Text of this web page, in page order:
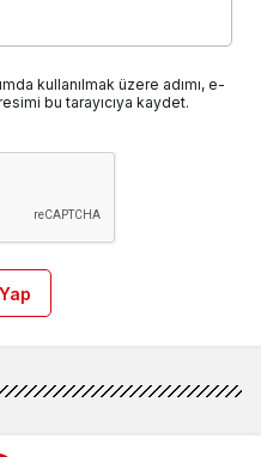
kullanılmak üzere adımı, e-
bu tarayıcıya kaydet.